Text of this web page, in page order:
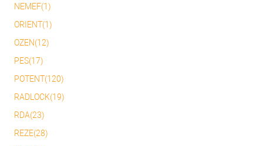
NEMEF(1)
ORIENT(1)
OZEN(12)
PES(17)
POTENT(120)
RADLOCK(19)
RDA(23)
REZE(28)